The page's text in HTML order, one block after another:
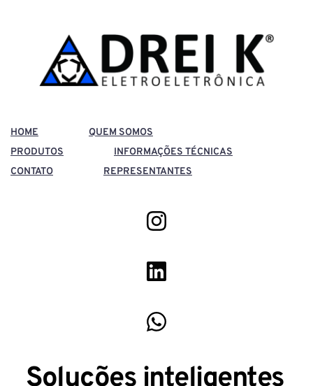
HOME
QUEM SOMOS
PRODUTOS
INFORMAÇÕES TÉCNICAS
CONTATO
REPRESENTANTES